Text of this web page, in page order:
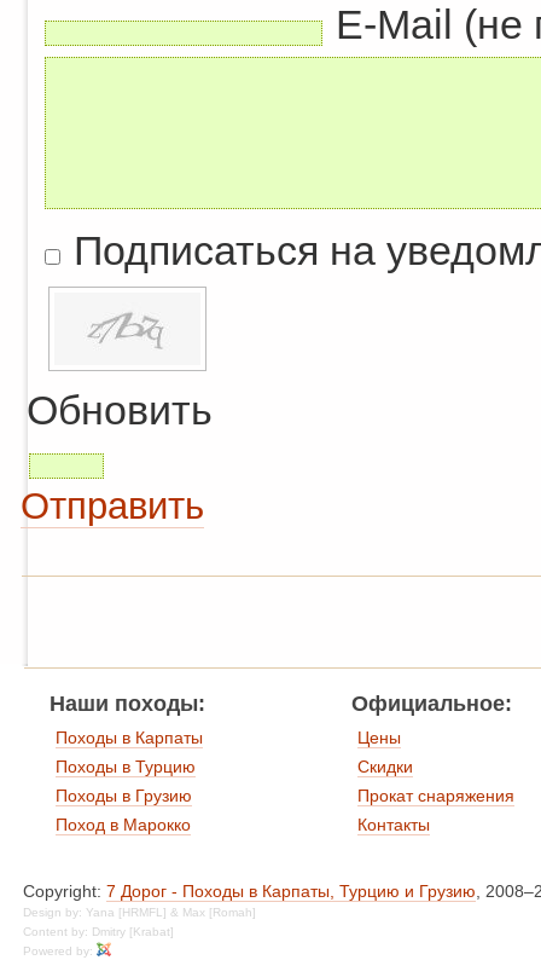
E-Mail (не
Подписаться на
Обновить
Отправить
Наши походы:
Походы в Карпаты
Походы в Турцию
Походы в Грузию
Поход в Марокко
Официальное:
Цены
Скидки
Прокат снаряжения
Контакты
Copyright: 7 Дорог - Походы в Карпаты, Турцию и Грузию ,
Design by: Yana [HRMFL] & Max [Romah]
Content by: Dmitry [Krabat]
Powered by: